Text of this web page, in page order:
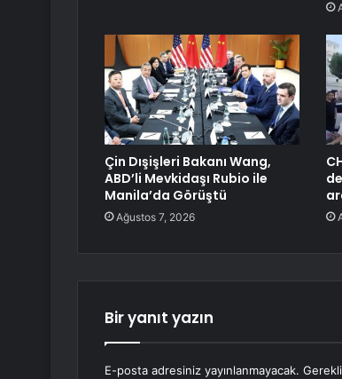
Çin Dışişleri Bakanı Wang,
ABD’li Mevkidaşı Rubio ile
Manila’da Görüştü
Ağustos 7, 2026
Bir yanıt yazın
E-posta adresiniz yayınlanmayacak.